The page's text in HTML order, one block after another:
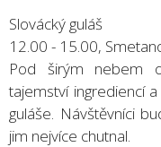
Slovácký guláš
12.00 - 15.00,
Pod širým nebem
tajemství ingrediencí
guláše. Návštěvníci
jim nejvíce chutnal.